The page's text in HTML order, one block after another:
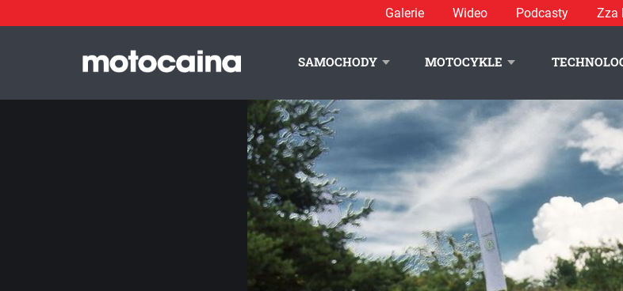
Galerie Wideo Podcasty Zza
SAMOCHODY MOTOCYKLE
Motocaina Team na szkoleniu z doskonalenia techniki jazdy Szkoły Auto Skoda – relacja i galeria -
REGULAMIN POLITYKA PRYWATNOŚCI REKLAMA